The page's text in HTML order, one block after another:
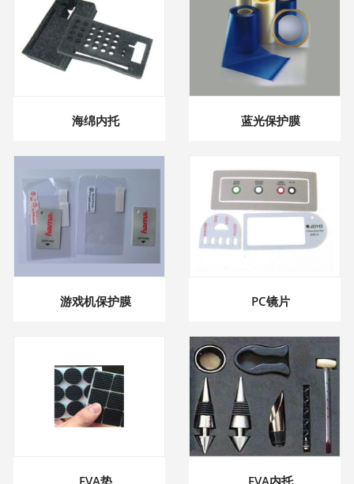
海绵内托 蓝光保护膜
游戏机保护膜 PC镜片